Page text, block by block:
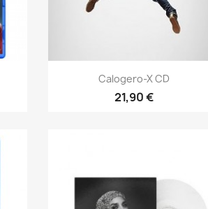
Aperçu rapide
Calogero-X CD
21,90 €